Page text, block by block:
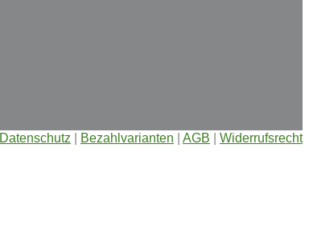
Datenschutz Bezahlvarianten AGB Widerrufsrecht